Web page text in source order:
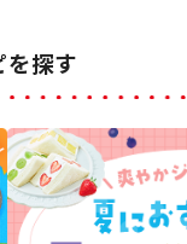
を探す